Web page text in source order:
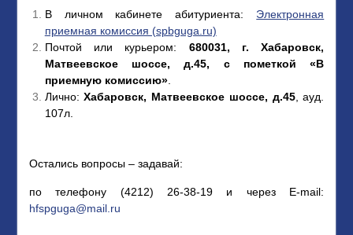
В личном кабинете абитуриента: Электронная
приемная комиссия (spbguga.ru)
Почтой или курьером: 680031, г. Хабаровск,
Матвеевское шоссе, д.45, с пометкой «В
приемную комиссию».
Лично: Хабаровск, Матвеевское шоссе, д.45, ауд.
107л.
Остались вопросы – задавай:
по телефону (4212) 26-38-19 и через E-mail:
hfspguga@mail.ru